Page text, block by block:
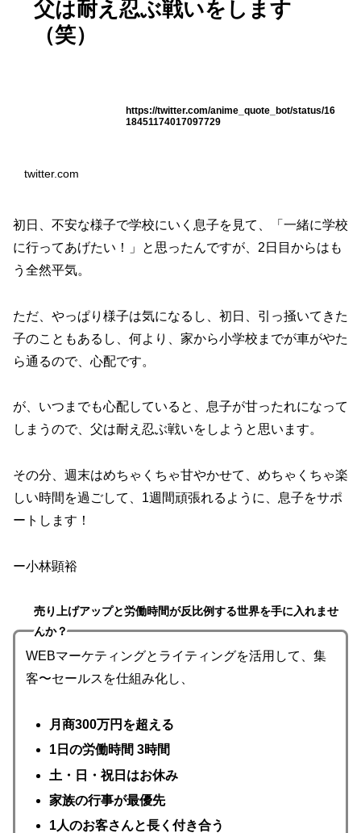
父は耐え忍ぶ戦いをします
（笑）
https://twitter.com/anime_quote_bot/status/16
18451174017097729
twitter.com
初日、不安な様子で学校にいく息子を見て、「一緒に学校
に行ってあげたい！」と思ったんですが、2日目からはも
う全然平気。
ただ、やっぱり様子は気になるし、初日、引っ掻いてきた
子のこともあるし、何より、家から小学校までが車がやた
ら通るので、心配です。
が、いつまでも心配していると、息子が甘ったれになって
しまうので、父は耐え忍ぶ戦いをしようと思います。
その分、週末はめちゃくちゃ甘やかせて、めちゃくちゃ楽
しい時間を過ごして、1週間頑張れるように、息子をサポ
ートします！
ー小林顕裕
売り上げアップと労働時間が反比例する世界を手に入れませ
んか？
WEBマーケティングとライティングを活用して、集
客〜セールスを仕組み化し、
月商300万円を超える
1日の労働時間 3時間
土・日・祝日はお休み
家族の行事が最優先
1人のお客さんと長く付き合う